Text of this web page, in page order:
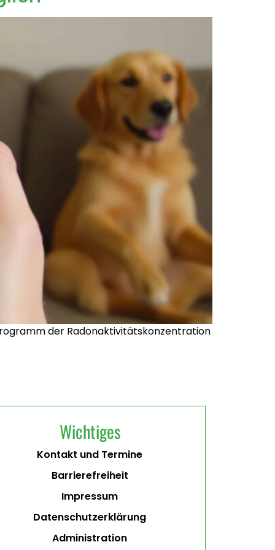
der Radonaktivitätskonzentration
Wichtiges
Kontakt und Termine
Barrierefreiheit
Impressum
Datenschutzerklärung
Administration